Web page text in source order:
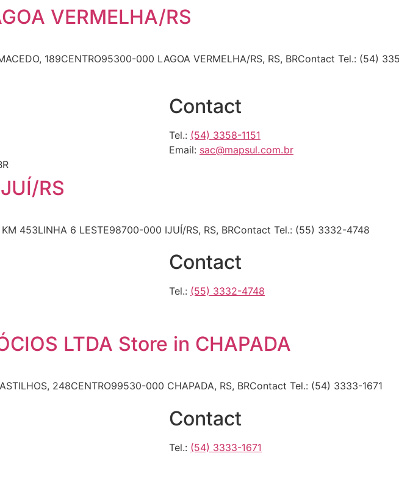
VERMELHA/RS
189CENTRO95300-000 LAGOA VERMELHA/RS, RS, BRContact Tel.: (54)
Contact
Tel.: (54) 3358-1151
Email: sac@mapsul.com.br
RS
453LINHA 6 LESTE98700-000 IJUÍ/RS, RS, BRContact Tel.: (55) 3332-4748
Contact
Tel.: (55) 3332-4748
LTDA Store in CHAPADA
248CENTRO99530-000 CHAPADA, RS, BRContact Tel.: (54) 3333-1671
Contact
Tel.: (54) 3333-1671